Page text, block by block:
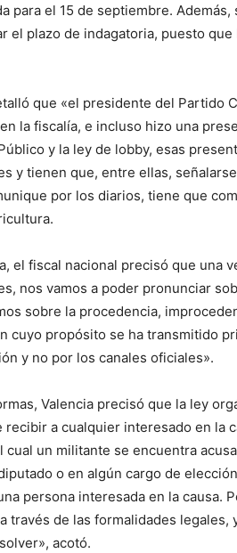
para el 15 de septiembre.
el plazo de indagatoria, puesto
que «el presidente del Partido
la fiscalía, e incluso hizo una
y la ley de lobby, esas
y tienen que, entre ellas,
por los diarios, tiene que
el fiscal nacional precisó que una
nos vamos a poder pronunciar
sobre la procedencia,
cuyo propósito se ha transmitido
y no por los canales oficiales».
Valencia precisó que la ley
recibir a cualquier interesado en la
cual un militante se encuentra
o en algún cargo de
persona interesada en la causa.
través de las formalidades
acotó.